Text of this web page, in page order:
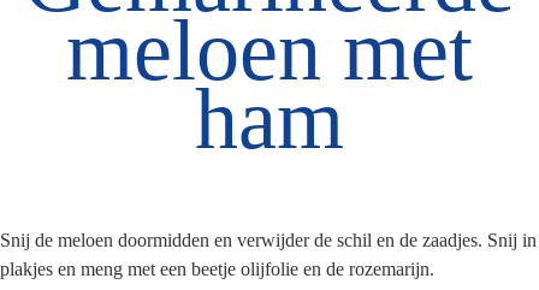
meloen met
ham
Snij de meloen doormidden en verwijder de schil en de zaadjes. Snij in
plakjes en meng met een beetje olijfolie en de rozemarijn.